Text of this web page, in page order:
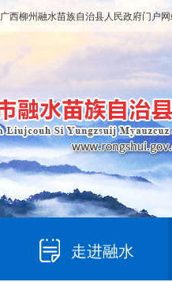
广西柳州融水苗族自治县人民政府门户
走进融水